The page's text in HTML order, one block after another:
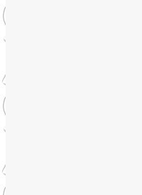
Таким образом,
«перезагружает»
избыточный вес в
систему самоуправления
Принято считать, что
они недостаточно
Действительно, среди
больше непосед, чем
похоже, нужно поменять
гормона лептина,
То есть переедание и